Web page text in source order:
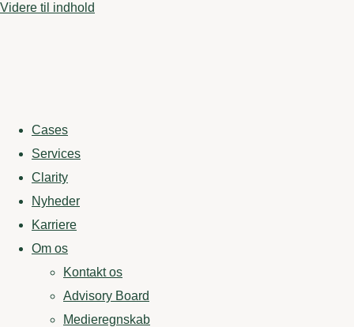
Videre til indhold
Cases
Services
Clarity
Nyheder
Karriere
Om os
Kontakt os
Advisory Board
Medieregnskab